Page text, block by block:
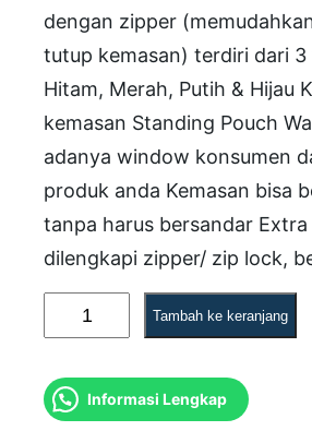
dengan zipper
tutup kemasan) terdiri dari 3
Hitam, Merah, Putih & Hijau
kemasan Standing Pouch
adanya window konsumen
produk anda Kemasan bisa
tanpa harus bersandar
dilengkapi zipper/ zip lock,
u
a
n
Tambah ke keranjang
Informasi Lengkap